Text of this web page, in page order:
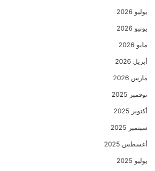
يوليو 2026
يونيو 2026
مايو 2026
أبريل 2026
مارس 2026
نوفمبر 2025
أكتوبر 2025
سبتمبر 2025
أغسطس 2025
يوليو 2025